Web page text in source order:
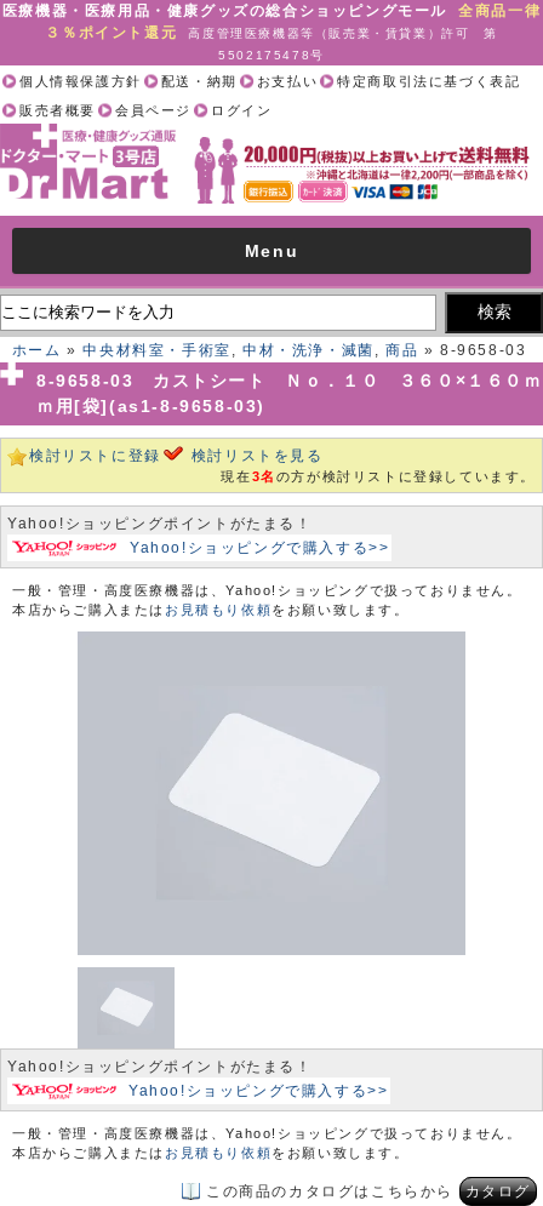
医療機器・医療用品・健康グッズの総合ショッピングモール全商品一律
３％ポイント還元
高度管理医療機器等（販売業・賃貸業）許可 第
5502175478号
個人情報保護方針 配送・納期 お支払い
特定商取引法に基づく表記
販売者概要
会員ページ ログイン
Menu
ホーム »中央材料室・手術室 , 中材・洗浄・滅菌 , 商品 » 8-9658-03
カストシート Ｎｏ．１０ ３６０×１６０ｍｍ用[袋](as1-8-9658-03)
8-9658-03 カストシート Ｎｏ．１０ ３６０×１６０ｍ
ｍ用[袋](as1-8-9658-03)
検討リストに登録 検討リストを見る
現在3名 の方が検討リストに登録しています。
Yahoo!ショッピングポイントがたまる！
Yahoo!ショッピングで購入する>>
一般・管理・高度医療機器は、Yahoo!ショッピングで扱っておりません。
本店からご購入または お見積もり依頼をお願い致します。
Yahoo!ショッピングポイントがたまる！
Yahoo!ショッピングで購入する>>
一般・管理・高度医療機器は、Yahoo!ショッピングで扱っておりません。
本店からご購入または お見積もり依頼をお願い致します。
この商品のカタログはこちらから カタログ